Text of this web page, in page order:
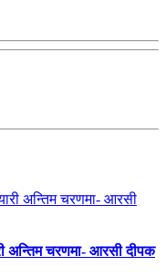
अन्तिम चरणमा- आरसी दीपक